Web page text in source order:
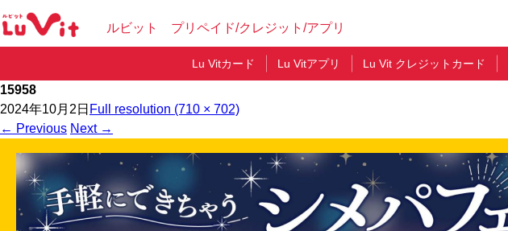
ルビット プリペイド/クレジット/アプリ
Lu Vitカード Lu Vitアプリ Lu Vit クレジットカード
15958
2024年10月2日 Full resolution (710 × 702)
← Previous Next →